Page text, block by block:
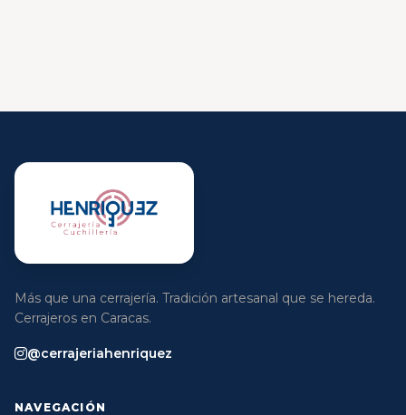
Más que una cerrajería. Tradición artesanal que se hereda.
Cerrajeros en Caracas.
@cerrajeriahenriquez
NAVEGACIÓN